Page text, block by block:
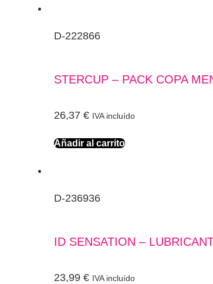
D-222866
STERCUP – PACK COPA
26,37 € IVA incluído
Añadir al carrito
D-236936
ID SENSATION –
23,99 € IVA incluído